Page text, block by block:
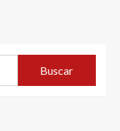
Buscar